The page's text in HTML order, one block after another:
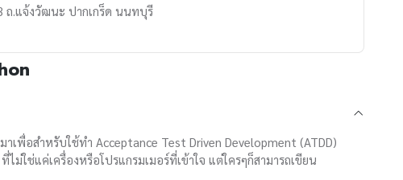
ถ.แจ้งวัฒนะ ปากเกร็ด นนทบุรี
สำหรับใช้ทำ Acceptance Test Driven Development (ATDD)
ม่ใช่แค่เครื่องหรือโปรแกรมเมอร์ที่เข้าใจ แต่ใครๆก็สามารถเขียน